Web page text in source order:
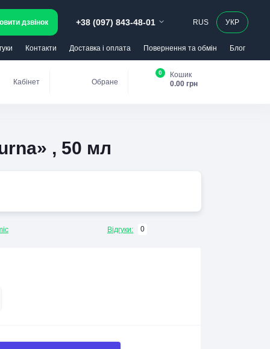
дзвінок +38 (097) 843-48-01 RUS УКР
Контакти Доставка і оплата Повернення та обмін Блог
Кабінет Обране
Кошик
0.00 грн
0
, 50 мл
Відгуки: 0